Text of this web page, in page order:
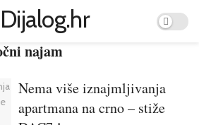
najam
Nema više iznajmljivanja
apartmana na crno – stiže